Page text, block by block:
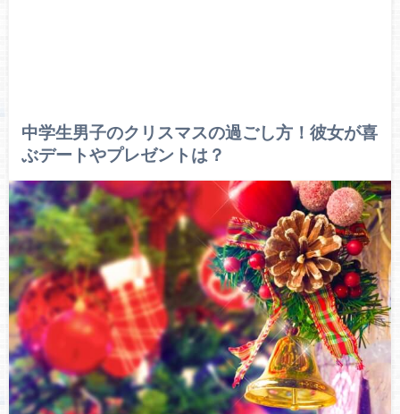
中学生男子のクリスマスの過ごし方！彼女が喜
ぶデートやプレゼントは？